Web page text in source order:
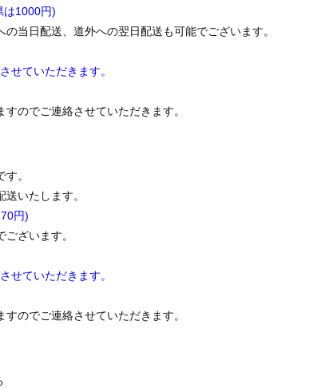
1000円)
当日配送、道外への翌日配送も可能でございます。
せていただきます。
のでご連絡させていただきます。
。
いたします。
円)
ざいます。
せていただきます。
のでご連絡させていただきます。